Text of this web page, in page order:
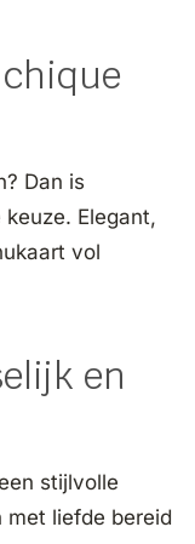
Dan is
keuze. Elegant,
vol
en
stijlvolle
met liefde bereid